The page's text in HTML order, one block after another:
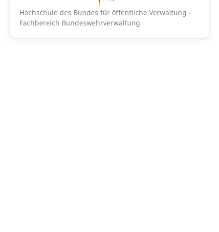
Hochschule des Bundes für öffentliche Verwaltung -
Fachbereich Bundeswehrverwaltung